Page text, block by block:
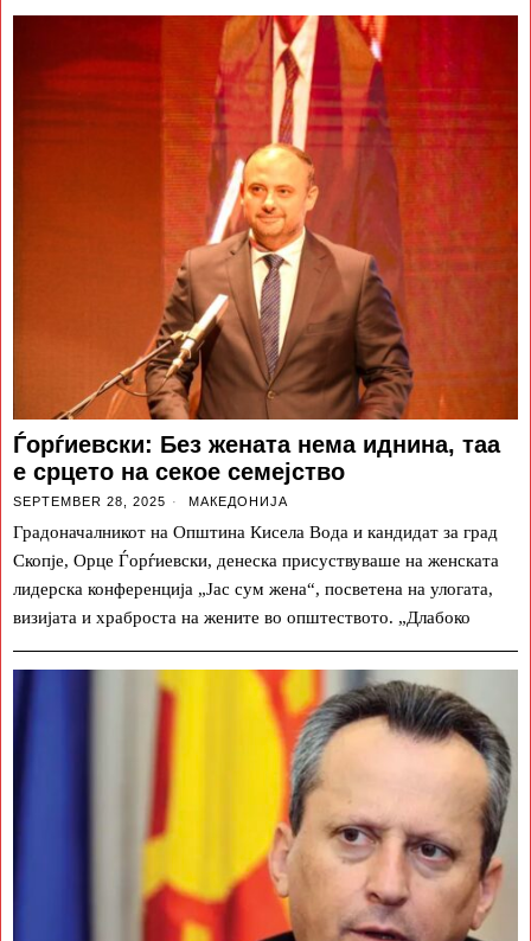
Ѓорѓиевски: Без жената нема иднина, таа
е срцето на секое семејство
SEPTEMBER 28, 2025 МАКЕДОНИЈА
Градоначалникот на Општина Кисела Вода и кандидат за град
Скопје, Орце Ѓорѓиевски, денеска присуствуваше на женската
лидерска конференција „Јас сум жена“, посветена на улогата,
визијата и храброста на жените во општеството. „Длабоко